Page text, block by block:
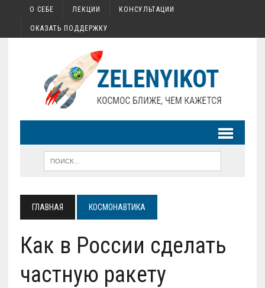
О СЕБЕ ЛЕКЦИИ КОНСУЛЬТАЦИИ
ОКАЗАТЬ ПОДДЕРЖКУ
ГЛАВНАЯ КОСМОНАВТИКА
Как в России сделать
частную ракету